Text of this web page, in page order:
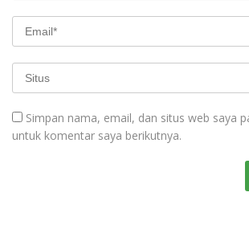
Simpan nama, email, dan situs web saya
untuk komentar saya berikutnya.